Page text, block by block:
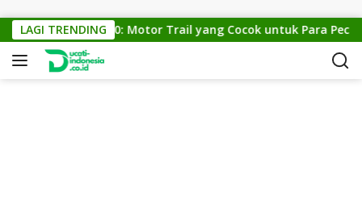
LAGI TRENDING
KTM Cross 150: Motor Trail yang Cocok untuk Para Pecinta